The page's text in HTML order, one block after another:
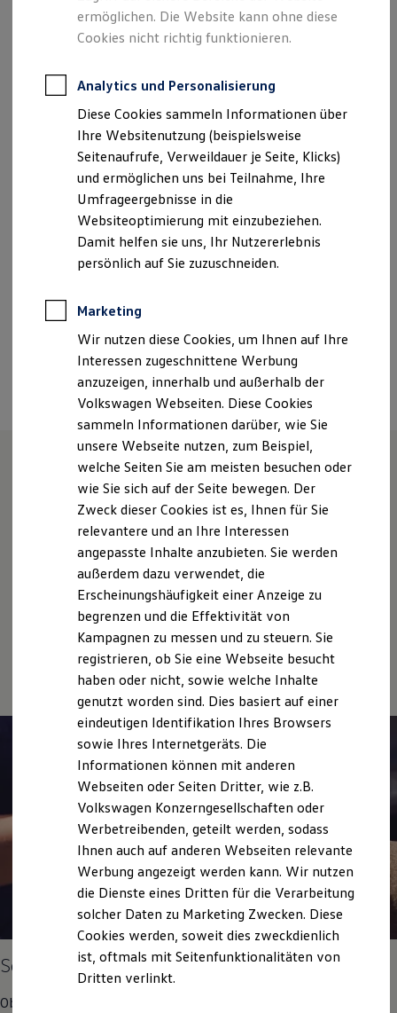
Kfz-Versicherung
Restschuldversicherungen
Garantien
Professional Class bei Volkswagen
Behörden
Direktkunden
Sonderfahrzeuge
Anpfiff zum Gewinn
Elektromobilität
Elektroautos
ID. Tutorials
Elektrofahrzeugkonzepte
ID. EVERY1
Reichweite
Rekuperation
Laden unterwegs
Laden Zuhause
Ladestationen finden
Ladezeitensimulator
Batterie
Sicherheit
Nachhaltigkeit
Technologie
Kosten und Kauf
Kaufoptionen
E-Auto-Förderung
Software und Konnektivität
Die ID. Software 6
ID. Software Versionen und Updates
Digitale Extras
Schnittstellen zu Ihrem ID.
Hybridautos
Marke und Erlebnis
Volkswagen R und R Experience
R-Modelle
R Experience
Driving Experience
Volkswagen entdecken
Werkbesichtigung
Lifestyle Shop
T-Roc Kollektion
Golf Kollektion
ID. Kollektion
Volkswagen Kollektion
R-Kollektion
GTI Kollektion
Fußball Drop
we drive football
#wedriveproud
Besitzer und Service
Software Updates
Service und Ersatzteile
Verantwortlich für die Inhalte auf dieser Seite ist die Autohaus
Kornkoog GmbH & Co. KG
Zentrale
Bahnhofstraße 28, 25899 Niebüll
info@kornkoog.de
04661 96820
Montag-Freitag 07:00-16:30 Uhr
Samstag
08:15
Sonntag
Geschlossen
Ansprechpartner
Unsere Leistungenim
Überblick
Gebrauchtwagen
Service
Volkswagen Economy
Service
Services fürIhren Volkswagen
Ob Inspektion, Reifenwechsel oder eine andere Serviceleistung,
ermöglichen. Die Website kann ohne diese
Cookies nicht richtig funktionieren.
Analytics und Personalisierung
Diese Cookies sammeln Informationen über
Ihre Websitenutzung (beispielsweise
Seitenaufrufe, Verweildauer je Seite, Klicks)
und ermöglichen uns bei Teilnahme, Ihre
Umfrageergebnisse in die
Websiteoptimierung mit einzubeziehen.
Damit helfen sie uns, Ihr Nutzererlebnis
persönlich auf Sie zuzuschneiden.
Marketing
Wir nutzen diese Cookies, um Ihnen auf Ihre
Interessen zugeschnittene Werbung
anzuzeigen, innerhalb und außerhalb der
Volkswagen Webseiten. Diese Cookies
sammeln Informationen darüber, wie Sie
unsere Webseite nutzen, zum Beispiel,
welche Seiten Sie am meisten besuchen oder
wie Sie sich auf der Seite bewegen. Der
Zweck dieser Cookies ist es, Ihnen für Sie
relevantere und an Ihre Interessen
angepasste Inhalte anzubieten. Sie werden
außerdem dazu verwendet, die
Erscheinungshäufigkeit einer Anzeige zu
begrenzen und die Effektivität von
Kampagnen zu messen und zu steuern. Sie
registrieren, ob Sie eine Webseite besucht
haben oder nicht, sowie welche Inhalte
genutzt worden sind. Dies basiert auf einer
eindeutigen Identifikation Ihres Browsers
sowie Ihres Internetgeräts. Die
Informationen können mit anderen
Webseiten oder Seiten Dritter, wie z.B.
Volkswagen Konzerngesellschaften oder
Werbetreibenden, geteilt werden, sodass
Ihnen auch auf anderen Webseiten relevante
Werbung angezeigt werden kann. Wir nutzen
die Dienste eines Dritten für die Verarbeitung
solcher Daten zu Marketing Zwecken. Diese
Cookies werden, soweit dies zweckdienlich
ist, oftmals mit Seitenfunktionalitäten von
Dritten verlinkt.